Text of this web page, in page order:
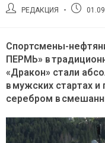
АвторРЕДАКЦИЯ
Запись
Спортсмены-
ПЕРМЬ» в
«Дракон» стали
в мужских стартах
серебром в